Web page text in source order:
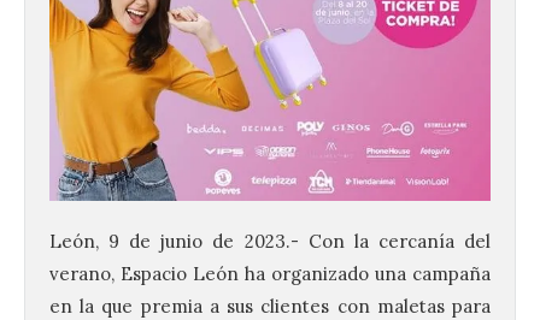
León, 9 de junio de 2023.- Con la cercanía del
verano, Espacio León ha organizado una campaña
en la que premia a sus clientes con maletas para